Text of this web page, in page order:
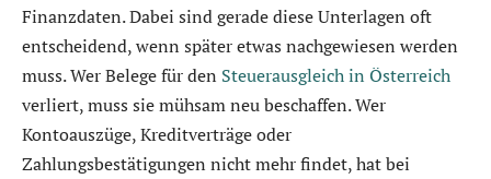
Finanzdaten. Dabei sind gerade diese Unterlagen oft
entscheidend, wenn später etwas nachgewiesen werden
muss. Wer Belege für den Steuerausgleich in Österreich
verliert, muss sie mühsam neu beschaffen. Wer
Kontoauszüge, Kreditverträge oder
Zahlungsbestätigungen nicht mehr findet, hat bei